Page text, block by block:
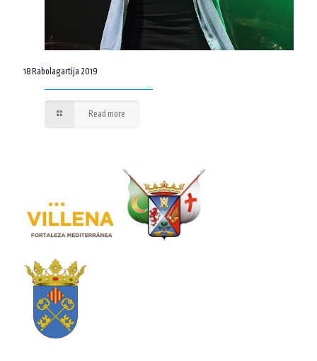
18 Rabolagartija 2019
Read more